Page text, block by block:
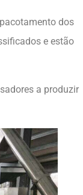
dos
e estão
a produzir